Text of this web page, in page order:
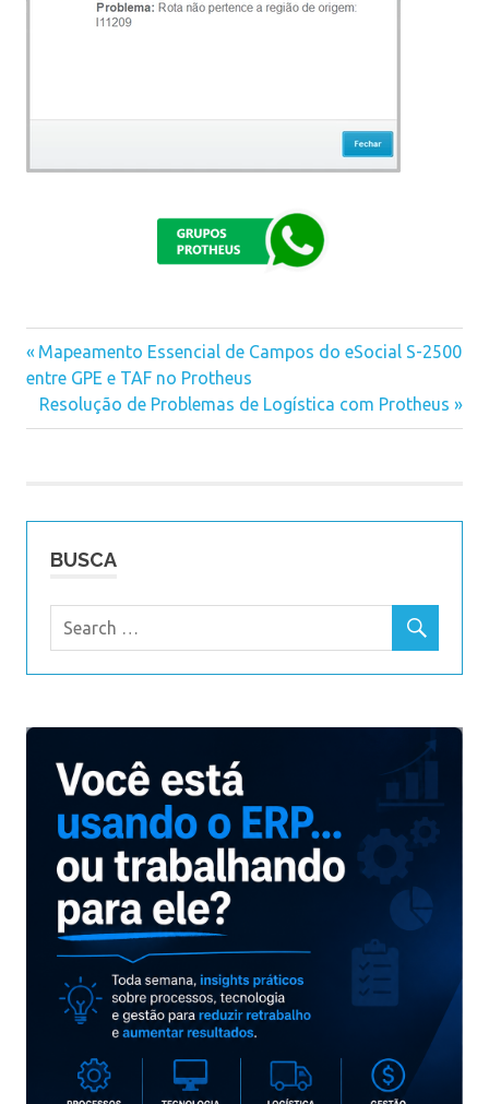
Navegação
de
Previous
Post:
Mapeamento Essencial de Campos do eSocial S-2500
entre GPE e TAF no Protheus
Next
Post:
Resolução de Problemas de Logística com Protheus
BUSCA